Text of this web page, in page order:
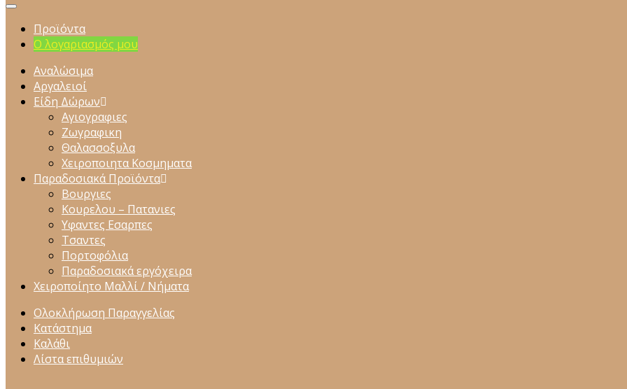
Προϊόντα
Ο λογαριασμός μου
Αναλώσιμα
Αργαλειοί
Είδη Δώρων
Αγιογραφιες
Ζωγραφικη
Θαλασσοξυλα
Χειροποιητα Κοσμηματα
Παραδοσιακά Προϊόντα
Βουργιες
Κουρελου – Πατανιες
Υφαντες Εσαρπες
Τσαντες
Πορτοφόλια
Παραδοσιακά εργόχειρα
Χειροποίητο Μαλλί / Νήματα
Ολοκλήρωση Παραγγελίας
Κατάστημα
Καλάθι
Λίστα επιθυμιών